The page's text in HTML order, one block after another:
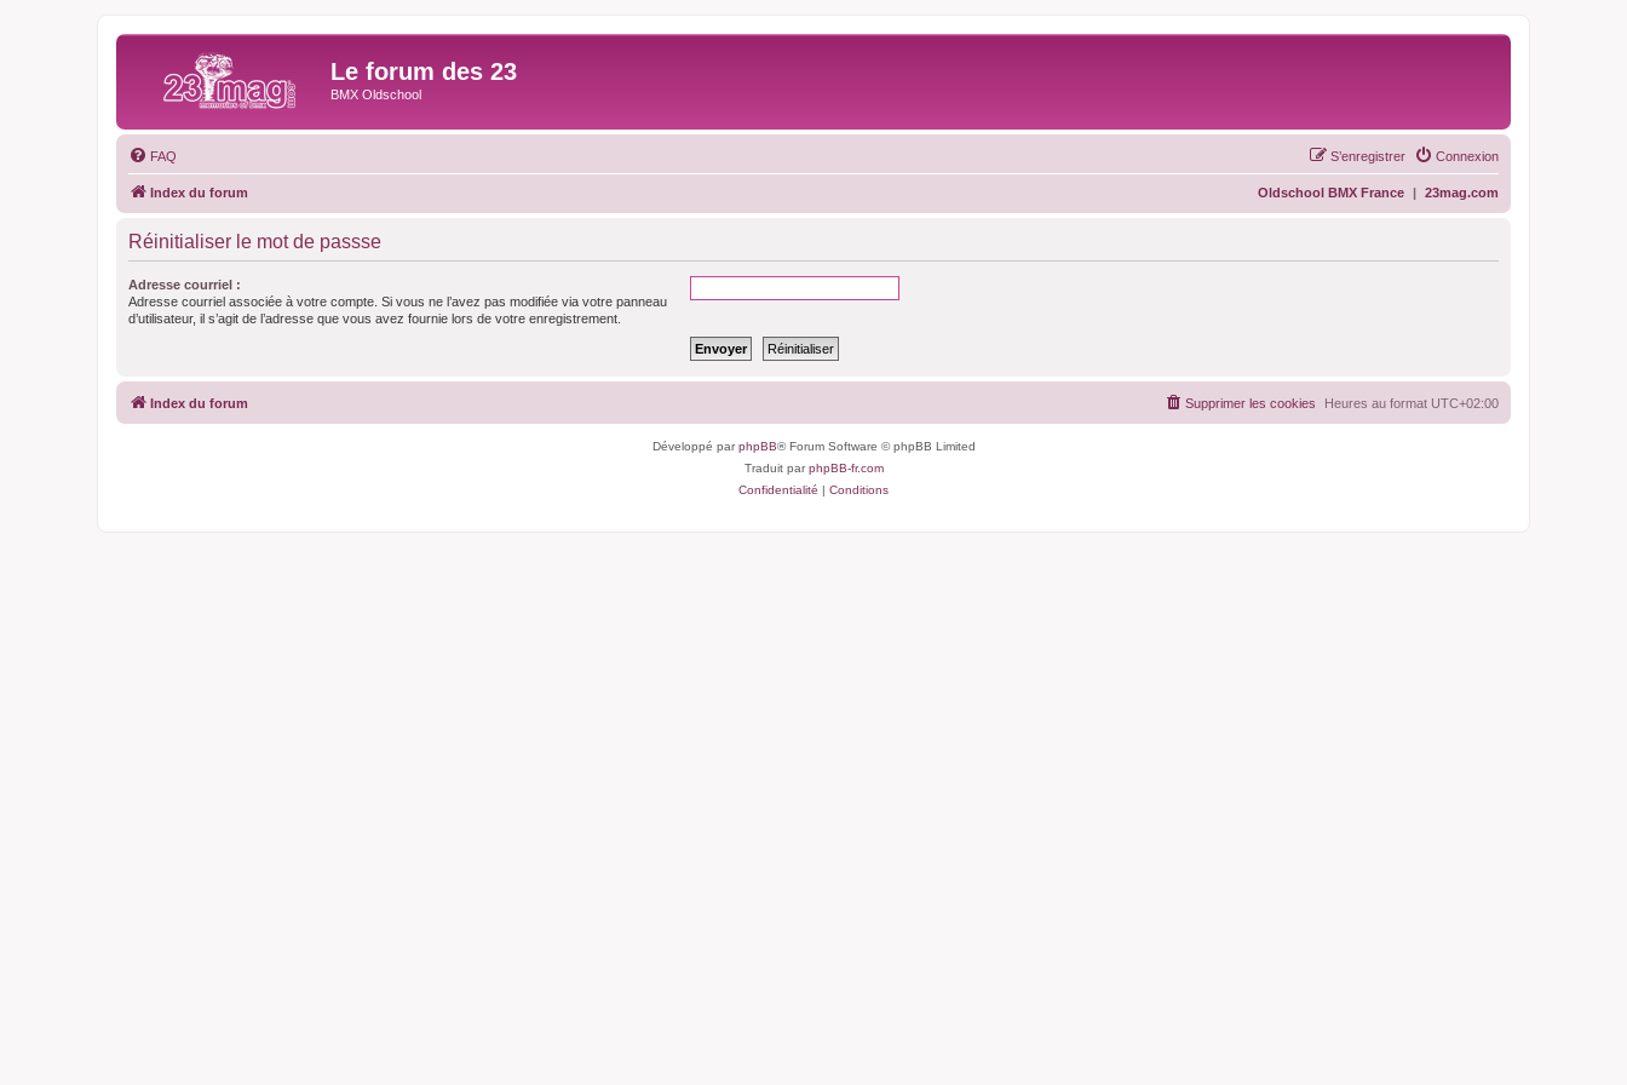
Le forum des 23
BMX Oldschool
FAQ Connexion
S’enregistrer
Index du forum 23mag.com
|
Oldschool BMX France
Réinitialiser le mot de passse
Adresse courriel :
Adresse courriel associée à votre compte. Si vous ne l’avez pas modifiée via votre panneau
d’utilisateur, il s’agit de l’adresse que vous avez fournie lors de votre enregistrement.
Index du forum Heures au format UTC+02:00
Supprimer les cookies
Développé parphpBB® Forum Software © phpBB Limited
Traduit parphpBB-fr.com
Confidentialité | Conditions